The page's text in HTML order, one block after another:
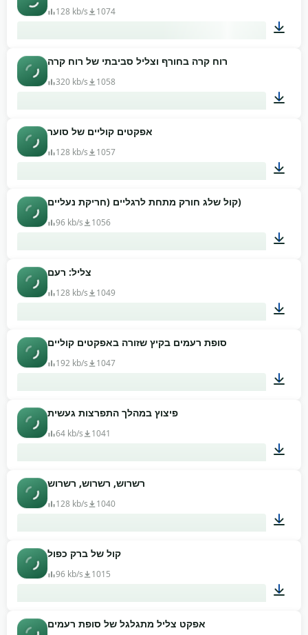
128 kb/s
1074
רוח קרה בחורף וצליל סביבתי של רוח קרה
320 kb/s 1058
אפקטים קוליים של סוער
128 kb/s 1057
קול שלג חורק מתחת לרגליים (חריקת נעליים)
96 kb/s 1056
צליל: רעם
128 kb/s 1049
סופת רעמים בקיץ שזורה באפקטים קוליים
192 kb/s 1047
פיצוץ במהלך התפרצות געשית
64 kb/s 1041
רשרוש, רשרוש, רשרוש
128 kb/s 1040
קול של ברק כפול
96 kb/s 1015
אפקט צליל מתגלגל של סופת רעמים